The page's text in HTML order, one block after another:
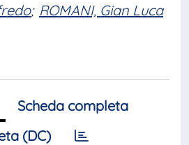
; ROMANI, Gian Luca
Scheda completa
(DC)